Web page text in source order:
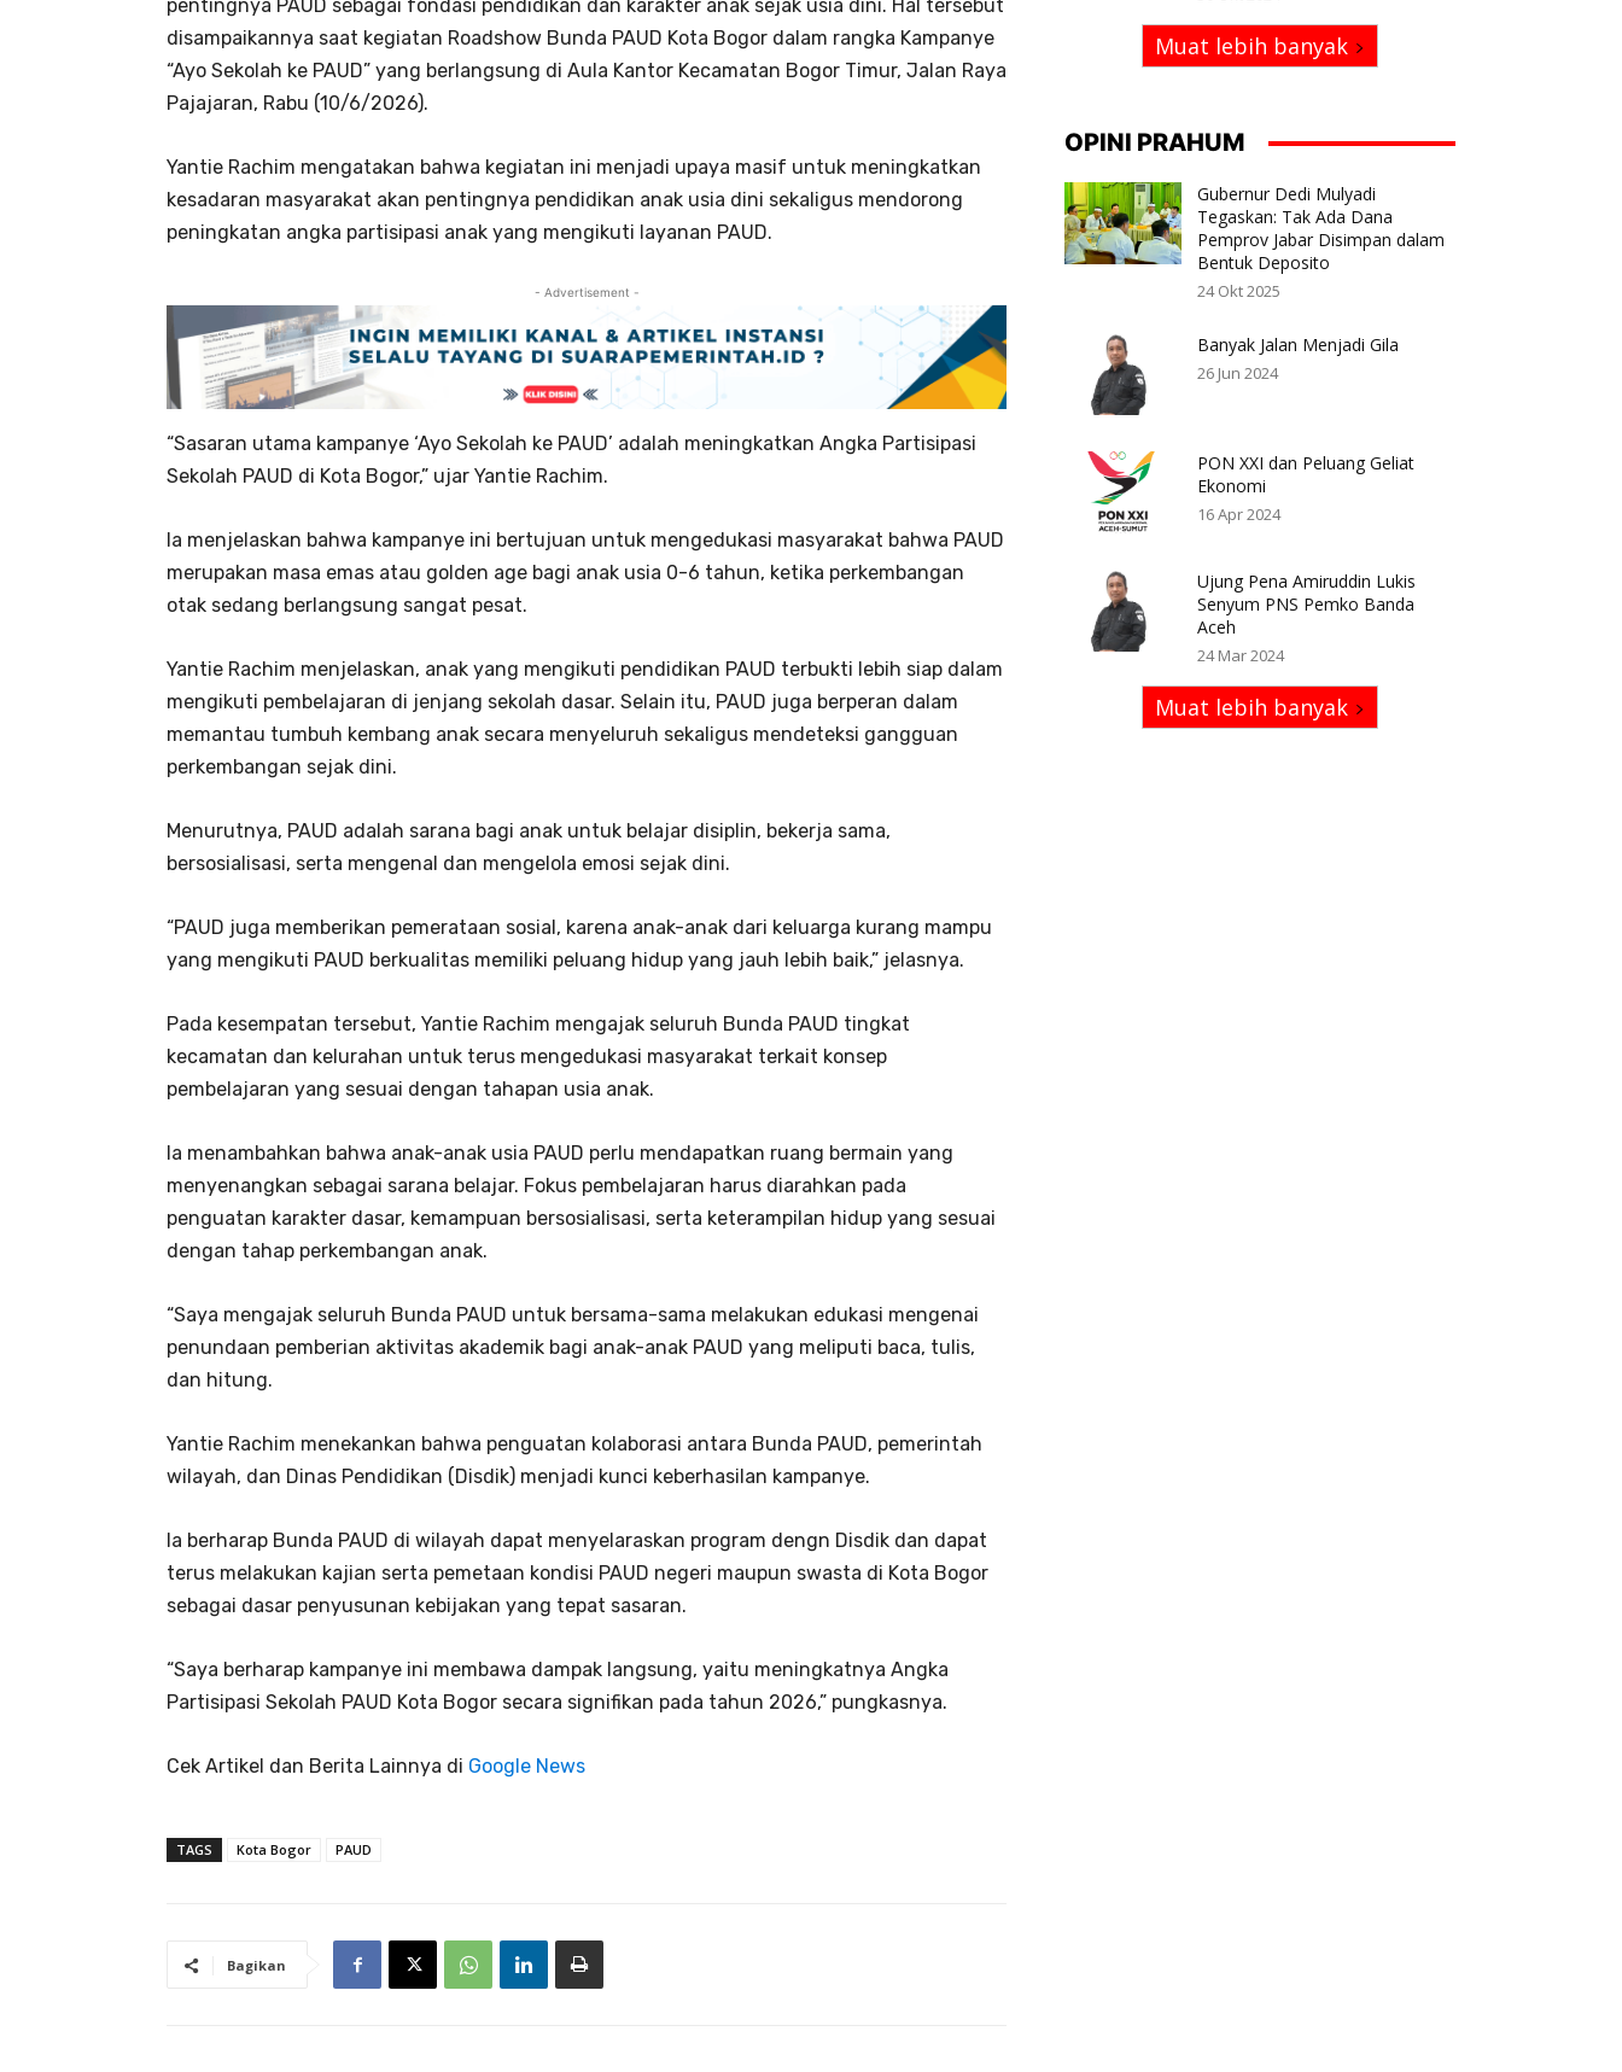
pentingnya PAUD sebagai fondasi pendidikan dan karakter anak sejak usia dini. Hal tersebut
disampaikannya saat kegiatan Roadshow Bunda PAUD Kota Bogor dalam rangka Kampanye
“Ayo Sekolah ke PAUD” yang berlangsung di Aula Kantor Kecamatan Bogor Timur, Jalan Raya
Pajajaran, Rabu (10/6/2026).
Yantie Rachim mengatakan bahwa kegiatan ini menjadi upaya masif untuk meningkatkan
kesadaran masyarakat akan pentingnya pendidikan anak usia dini sekaligus mendorong
peningkatan angka partisipasi anak yang mengikuti layanan PAUD.
- Advertisement -
“Sasaran utama kampanye ‘Ayo Sekolah ke PAUD’ adalah meningkatkan Angka Partisipasi
Sekolah PAUD di Kota Bogor,” ujar Yantie Rachim.
Ia menjelaskan bahwa kampanye ini bertujuan untuk mengedukasi masyarakat bahwa PAUD
merupakan masa emas atau golden age bagi anak usia 0-6 tahun, ketika perkembangan
otak sedang berlangsung sangat pesat.
Yantie Rachim menjelaskan, anak yang mengikuti pendidikan PAUD terbukti lebih siap dalam
mengikuti pembelajaran di jenjang sekolah dasar. Selain itu, PAUD juga berperan dalam
memantau tumbuh kembang anak secara menyeluruh sekaligus mendeteksi gangguan
perkembangan sejak dini.
Menurutnya, PAUD adalah sarana bagi anak untuk belajar disiplin, bekerja sama,
bersosialisasi, serta mengenal dan mengelola emosi sejak dini.
“PAUD juga memberikan pemerataan sosial, karena anak-anak dari keluarga kurang mampu
yang mengikuti PAUD berkualitas memiliki peluang hidup yang jauh lebih baik,” jelasnya.
Pada kesempatan tersebut, Yantie Rachim mengajak seluruh Bunda PAUD tingkat
kecamatan dan kelurahan untuk terus mengedukasi masyarakat terkait konsep
pembelajaran yang sesuai dengan tahapan usia anak.
Ia menambahkan bahwa anak-anak usia PAUD perlu mendapatkan ruang bermain yang
menyenangkan sebagai sarana belajar. Fokus pembelajaran harus diarahkan pada
penguatan karakter dasar, kemampuan bersosialisasi, serta keterampilan hidup yang sesuai
dengan tahap perkembangan anak.
“Saya mengajak seluruh Bunda PAUD untuk bersama-sama melakukan edukasi mengenai
penundaan pemberian aktivitas akademik bagi anak-anak PAUD yang meliputi baca, tulis,
dan hitung.
Yantie Rachim menekankan bahwa penguatan kolaborasi antara Bunda PAUD, pemerintah
wilayah, dan Dinas Pendidikan (Disdik) menjadi kunci keberhasilan kampanye.
Ia berharap Bunda PAUD di wilayah dapat menyelaraskan program dengn Disdik dan dapat
terus melakukan kajian serta pemetaan kondisi PAUD negeri maupun swasta di Kota Bogor
sebagai dasar penyusunan kebijakan yang tepat sasaran.
“Saya berharap kampanye ini membawa dampak langsung, yaitu meningkatnya Angka
Partisipasi Sekolah PAUD Kota Bogor secara signifikan pada tahun 2026,” pungkasnya.
Cek Artikel dan Berita Lainnya di Google News
TAGS Kota Bogor PAUD
Bagikan
Muat lebih banyak
OPINI PRAHUM
Gubernur Dedi Mulyadi
Tegaskan: Tak Ada Dana
Pemprov Jabar Disimpan dalam
Bentuk Deposito
24 Okt 2025
Banyak Jalan Menjadi Gila
26 Jun 2024
PON XXI dan Peluang Geliat
Ekonomi
16 Apr 2024
Ujung Pena Amiruddin Lukis
Senyum PNS Pemko Banda
Aceh
24 Mar 2024
Muat lebih banyak